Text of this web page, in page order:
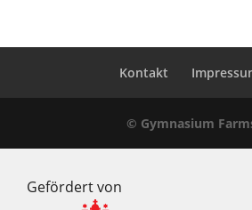
Kontakt
© Gymnasium
Gefördert von